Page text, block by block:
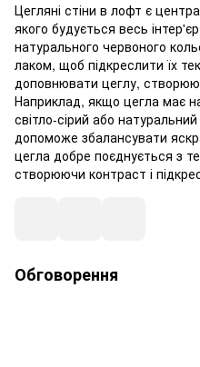
Цегляні стіни в лофт є
якого будується весь
натурального червоного
лаком, щоб підкреслити їх
доповнювати цеглу,
Наприклад, якщо цегла має
світло-сірий або
допоможе збалансувати
цегла добре поєднується з
створюючи контраст і
Обговорення